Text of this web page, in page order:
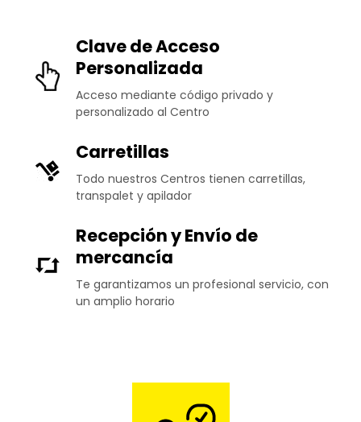
Clave de Acceso
Personalizada
Acceso mediante código privado y
personalizado al Centro
Carretillas
Todo nuestros Centros tienen carretillas,
transpalet y apilador
Recepción y Envío de
mercancía
Te garantizamos un profesional servicio, con
un amplio horario